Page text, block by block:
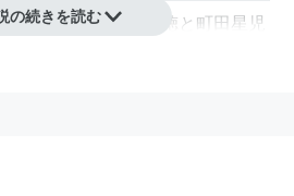
メンバーは和田友徳 と 町田星児
の続きを読む